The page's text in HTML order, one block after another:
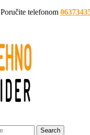
Poručite telefonom
Search